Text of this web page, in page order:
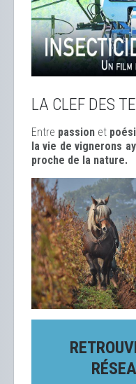
LA CLEF DES
Entre passion et
la vie de vignerons
proche de la nature.